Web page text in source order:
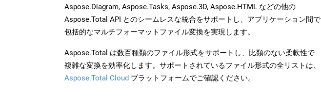
Aspose.Diagram, Aspose.Tasks, Aspose.3D, Aspose.HTML などの他の
Aspose.Total API とのシームレスな統合をサポートし、アプリケーション間で
包括的なマルチフォーマットファイル変換を実現します。
Aspose.Total は数百種類のファイル形式をサポートし、比類のない柔軟性で
複雑な変換を効率化します。サポートされているファイル形式の全リストは、
Aspose.Total Cloud プラットフォームでご確認ください。